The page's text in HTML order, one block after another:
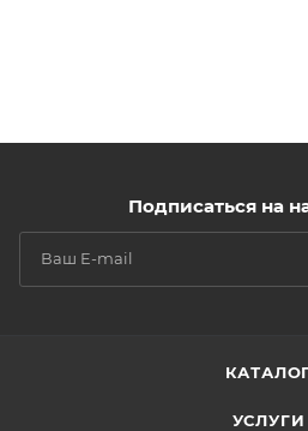
Подписаться на
УСЛУГИ